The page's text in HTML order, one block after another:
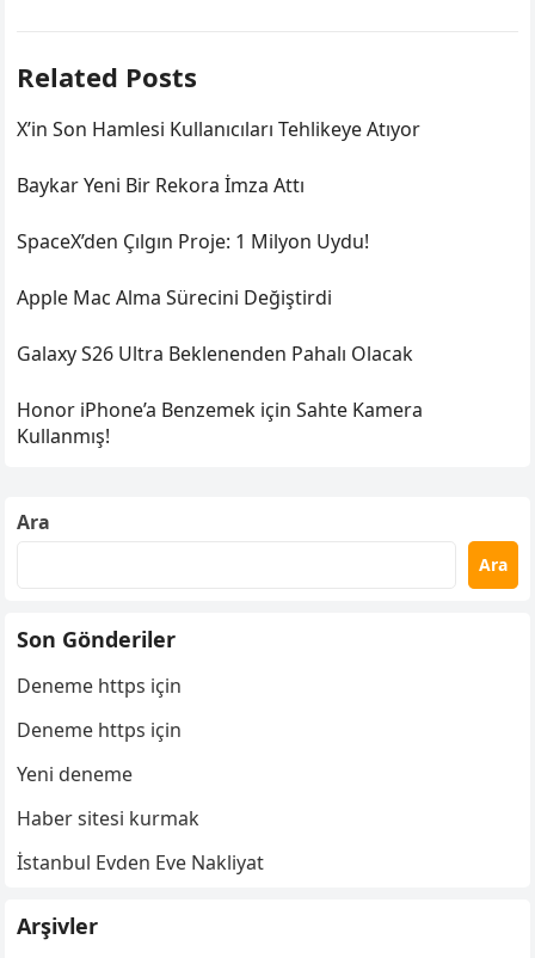
Related Posts
X’in Son Hamlesi Kullanıcıları Tehlikeye Atıyor
Baykar Yeni Bir Rekora İmza Attı
SpaceX’den Çılgın Proje: 1 Milyon Uydu!
Apple Mac Alma Sürecini Değiştirdi
Galaxy S26 Ultra Beklenenden Pahalı Olacak
Honor iPhone’a Benzemek için Sahte Kamera
Kullanmış!
Ara
Ara
Son Gönderiler
Deneme https için
Deneme https için
Yeni deneme
Haber sitesi kurmak
İstanbul Evden Eve Nakliyat
Arşivler